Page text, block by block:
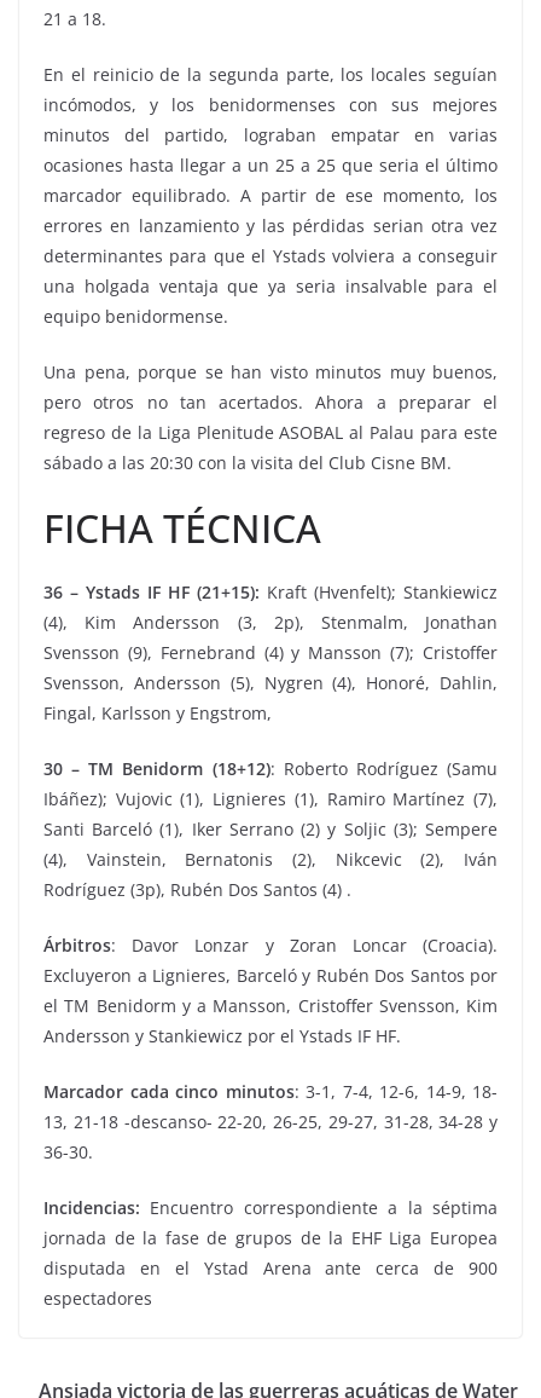
21 a 18.
En el reinicio de la segunda parte, los locales seguían
incómodos, y los benidormenses con sus mejores
minutos del partido, lograban empatar en varias
ocasiones hasta llegar a un 25 a 25 que seria el último
marcador equilibrado. A partir de ese momento, los
errores en lanzamiento y las pérdidas serian otra vez
determinantes para que el Ystads volviera a conseguir
una holgada ventaja que ya seria insalvable para el
equipo benidormense.
Una pena, porque se han visto minutos muy buenos,
pero otros no tan acertados. Ahora a preparar el
regreso de la Liga Plenitude ASOBAL al Palau para este
sábado a las 20:30 con la visita del Club Cisne BM.
FICHA TÉCNICA
36 – Ystads IF HF (21+15): Kraft (Hvenfelt); Stankiewicz
(4), Kim Andersson (3, 2p), Stenmalm, Jonathan
Svensson (9), Fernebrand (4) y Mansson (7); Cristoffer
Svensson, Andersson (5), Nygren (4), Honoré, Dahlin,
Fingal, Karlsson y Engstrom,
30 – TM Benidorm (18+12): Roberto Rodríguez (Samu
Ibáñez); Vujovic (1), Lignieres (1), Ramiro Martínez (7),
Santi Barceló (1), Iker Serrano (2) y Soljic (3); Sempere
(4), Vainstein, Bernatonis (2), Nikcevic (2), Iván
Rodríguez (3p), Rubén Dos Santos (4) .
Árbitros: Davor Lonzar y Zoran Loncar (Croacia).
Excluyeron a Lignieres, Barceló y Rubén Dos Santos por
el TM Benidorm y a Mansson, Cristoffer Svensson, Kim
Andersson y Stankiewicz por el Ystads IF HF.
Marcador cada cinco minutos: 3-1, 7-4, 12-6, 14-9, 18-
13, 21-18 -descanso- 22-20, 26-25, 29-27, 31-28, 34-28 y
36-30.
Incidencias: Encuentro correspondiente a la séptima
jornada de la fase de grupos de la EHF Liga Europea
disputada en el Ystad Arena ante cerca de 900
espectadores
Ansiada victoria de las guerreras acuáticas de Water